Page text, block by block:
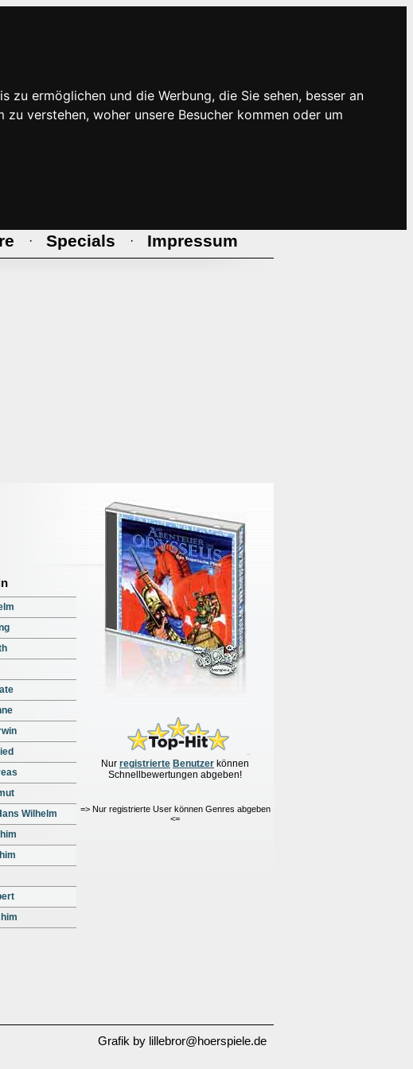
zu ermöglichen und die Werbung, die Sie sehen, besser an
verstehen, woher unsere Besucher kommen oder um
· Specials · Impressum
Nur registrierte Benutzer können
Schnellbewertungen abgeben!
=> Nur registrierte User können Genres abgeben
<=
Wilhelm
Grafik by lillebror@hoerspiele.de